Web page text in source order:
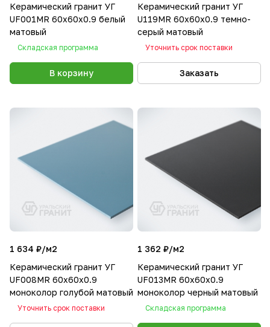
Керамический гранит УГ
UF001MR 60х60х0.9 белый
матовый
Складская программа
В корзину
Керамический гранит УГ
U119MR 60х60х0.9 темно-
серый матовый
Уточнить срок поставки
Заказать
1 634 ₽/м2
Керамический гранит УГ
UF008MR 60х60х0.9
моноколор голубой матовый
Уточнить срок поставки
1 362 ₽/м2
Керамический гранит УГ
UF013MR 60х60х0.9
моноколор черный матовый
Складская программа